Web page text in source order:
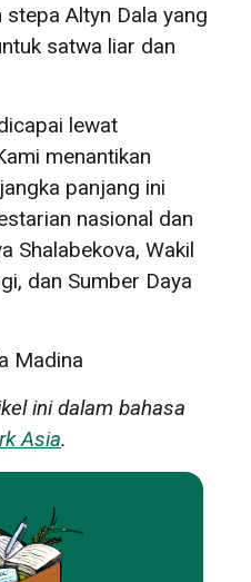
Altyn Dala yang
satwa liar dan
lewat
menantikan
panjang ini
nasional dan
Shalabekova, Wakil
dan Sumber Daya
Madina
ini dalam bahasa
Asia.